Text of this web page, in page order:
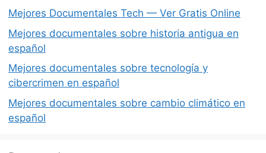
Mejores Documentales Tech — Ver Gratis Online
Mejores documentales sobre historia antigua en
español
Mejores documentales sobre tecnología y
cibercrimen en español
Mejores documentales sobre cambio climático en
español